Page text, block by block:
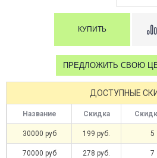
ПРЕДЛОЖИТЬ СВОЮ
ДОСТУПНЫЕ
Название Скидка
30000 руб 199 руб. 5
70000 руб 278 руб. 7